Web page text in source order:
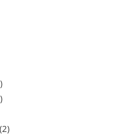
(2)